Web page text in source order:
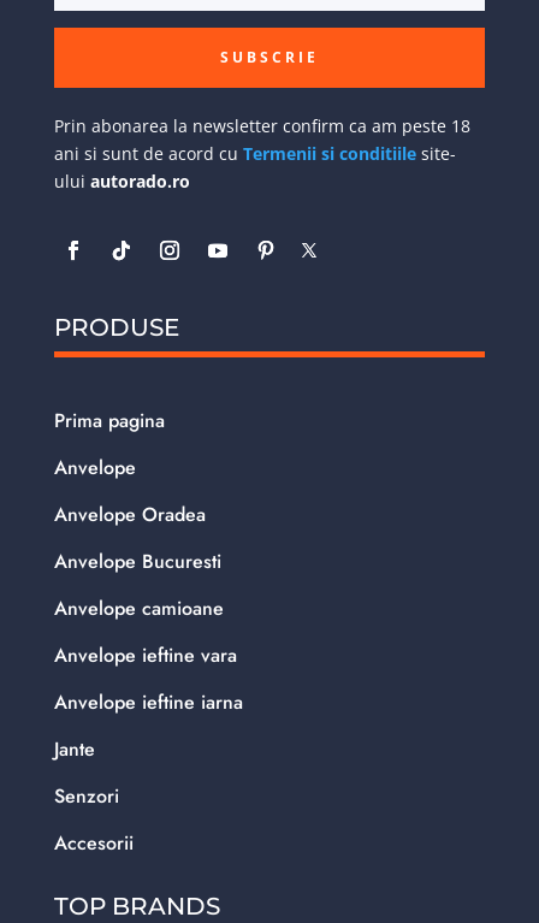
SUBSCRIE
Prin abonarea la newsletter confirm ca am peste 18
ani si sunt de acord cu Termenii si conditiilesite-
ului autorado.ro
PRODUSE
Prima pagina
Anvelope
Anvelope Oradea
Anvelope Bucuresti
Anvelope camioane
Anvelope ieftine vara
Anvelope ieftine iarna
Jante
Senzori
Accesorii
TOP BRANDS